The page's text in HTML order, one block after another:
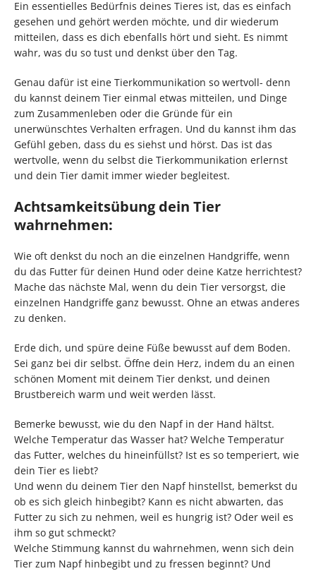
Ein essentielles Bedürfnis deines Tieres ist, das es einfach
gesehen und gehört werden möchte, und dir wiederum
mitteilen, dass es dich ebenfalls hört und sieht. Es nimmt
wahr, was du so tust und denkst über den Tag.
Genau dafür ist eine Tierkommunikation so wertvoll- denn
du kannst deinem Tier einmal etwas mitteilen, und Dinge
zum Zusammenleben oder die Gründe für ein
unerwünschtes Verhalten erfragen. Und du kannst ihm das
Gefühl geben, dass du es siehst und hörst. Das ist das
wertvolle, wenn du selbst die Tierkommunikation erlernst
und dein Tier damit immer wieder begleitest.
Achtsamkeitsübung dein Tier
wahrnehmen:
Wie oft denkst du noch an die einzelnen Handgriffe, wenn
du das Futter für deinen Hund oder deine Katze herrichtest?
Mache das nächste Mal, wenn du dein Tier versorgst, die
einzelnen Handgriffe ganz bewusst. Ohne an etwas anderes
zu denken.
Erde dich, und spüre deine Füße bewusst auf dem Boden.
Sei ganz bei dir selbst. Öffne dein Herz, indem du an einen
schönen Moment mit deinem Tier denkst, und deinen
Brustbereich warm und weit werden lässt.
Bemerke bewusst, wie du den Napf in der Hand hältst.
Welche Temperatur das Wasser hat? Welche Temperatur
das Futter, welches du hineinfüllst? Ist es so temperiert, wie
dein Tier es liebt?
Und wenn du deinem Tier den Napf hinstellst, bemerkst du
ob es sich gleich hinbegibt? Kann es nicht abwarten, das
Futter zu sich zu nehmen, weil es hungrig ist? Oder weil es
ihm so gut schmeckt?
Welche Stimmung kannst du wahrnehmen, wenn sich dein
Tier zum Napf hinbegibt und zu fressen beginnt? Und